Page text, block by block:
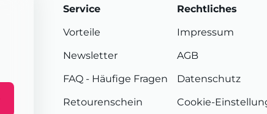
Service
Vorteile
Newsletter
FAQ - Häufige Fragen
Retourenschein
Rechtliches
Impressum
AGB
Datenschutz
Cookie-